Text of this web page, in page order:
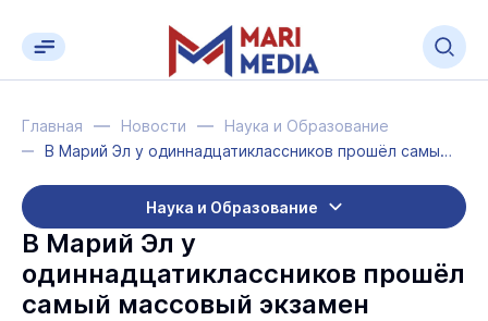
Главная Новости
Наука и Образование
В Марий Эл у одиннадцатиклассников прошёл самый массовый экзамен
Наука и Образование
В Марий Эл у
одиннадцатиклассников прошёл
самый массовый экзамен